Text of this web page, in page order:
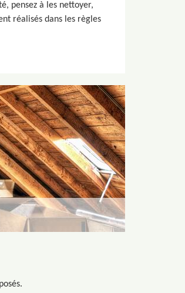
pensez à les nettoyer,
réalisés dans les règles